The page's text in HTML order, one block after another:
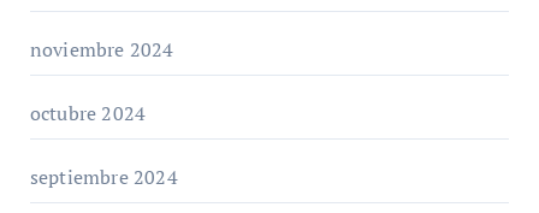
noviembre 2024
octubre 2024
septiembre 2024